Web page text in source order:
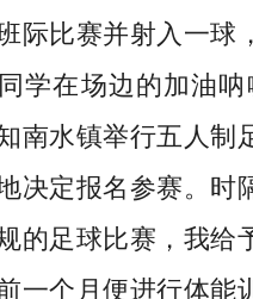
际比赛并射入一球
学在场边的加油
南水镇举行五人制
决定报名参赛。时
的足球比赛，我给
一个月便进行体能